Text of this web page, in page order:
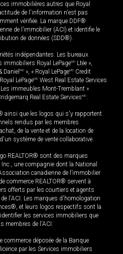
immobilières autres que Royal
de l'information n'est pas
vérifiée. La marque DDF®
de l’immobilier (ACI) et identifie le
de données (SDD®).
indépendantes. Les bureaux
immobiliers Royal LePageMD Ltée »,
Daniel MD », « Royal LePageMD Credit
LePageMD West Real Estate Services
Les immeubles Mont-Tremblant »
Real Estate ServicesMD.
ainsi que les logos qui s'y rapportent
rendus par les membres
de la vente et de la location de
système de vente collaborative.
REALTOR® sont des marques
une compagnie dont la National
canadienne de l’immobilier
commerce REALTOR® servent à
offerts par les courtiers et agents
l'ACI. Les marques d'homologation
et leurs logos respectifs sont la
les services immobiliers que
membres de l'ACI.
commerce déposée de la Banque
par les Services immobiliers